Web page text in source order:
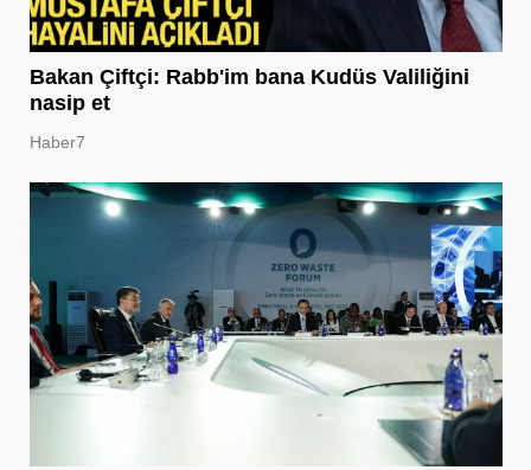
Bakan Çiftçi: Rabb'im bana Kudüs Valiliğini
nasip et
Haber7